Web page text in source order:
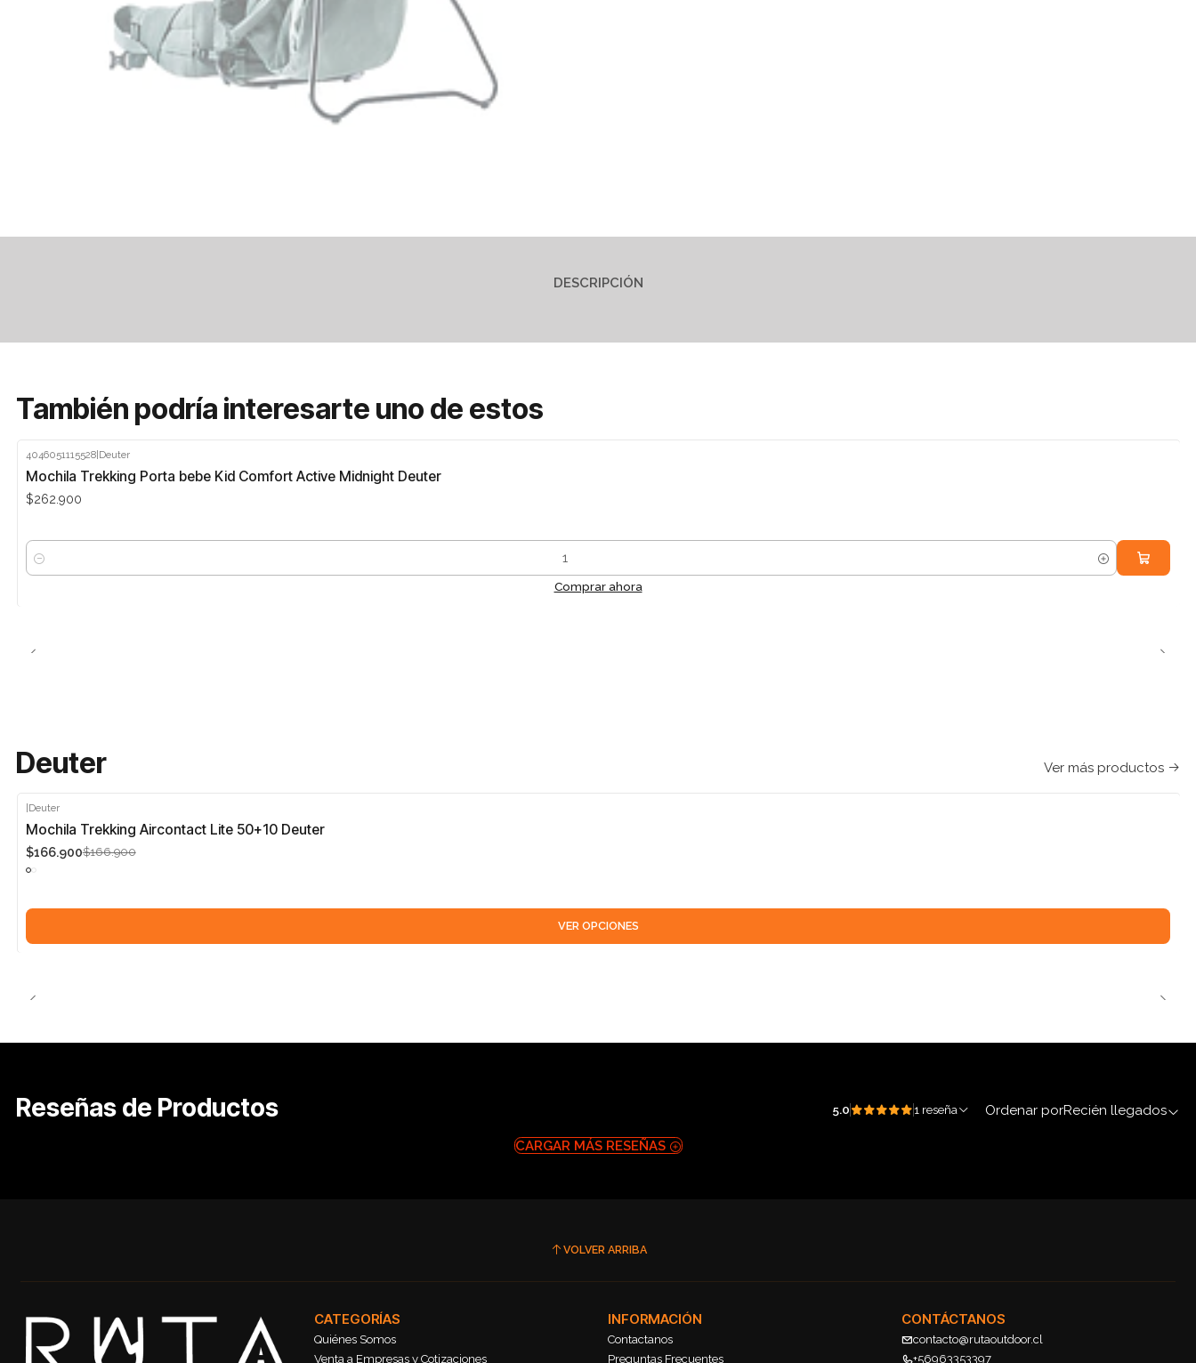
DESCRIPCIÓN
También podría interesarte uno de estos
4046051115528|Deuter
Mochila Trekking Porta bebe Kid Comfort Active Midnight Deuter
$262.900
Cantidad
Comprar ahora
Deuter Ver más productos
-5%
Deuter
Mochila Trekking Aircontact Lite 50+10 Deuter
$166.900$166.900
VER OPCIONES
Reseñas de Productos 5.0 1 reseña Ordenar porRecién llegados
CARGAR MÁS RESEÑAS
VOLVER ARRIBA
CATEGORÍAS
Quiénes Somos
Venta a Empresas y Cotizaciones
INFORMACIÓN
Contactanos
Preguntas Frecuentes
CONTÁCTANOS
contacto@rutaoutdoor.cl
+56963353397